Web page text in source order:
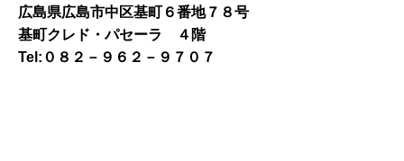
広島県広島市中区基町６番地７８号
基町クレド・パセーラ ４階
Tel:０８２－９６２－９７０７